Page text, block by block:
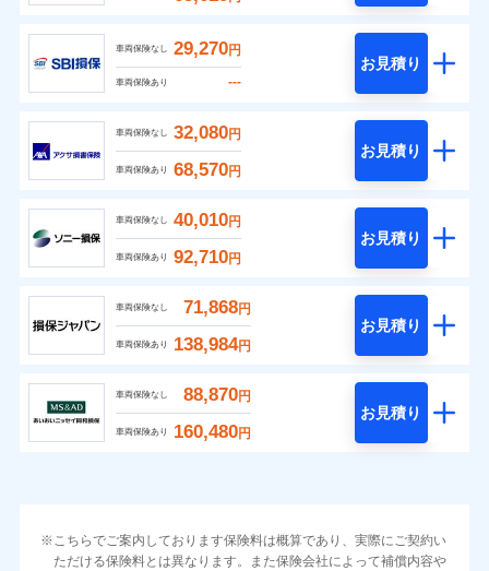
車両保険なし 29,270円
車両保険あり ---
お見積り
車両保険なし 32,080円
車両保険あり 68,570円
お見積り
車両保険なし 40,010円
車両保険あり 92,710円
お見積り
車両保険なし 71,868円
車両保険あり 138,984円
お見積り
車両保険なし 88,870円
車両保険あり 160,480円
お見積り
こちらでご案内しております保険料は概算であり、実際にご契約い
ただける保険料とは異なります。また保険会社によって補償内容や